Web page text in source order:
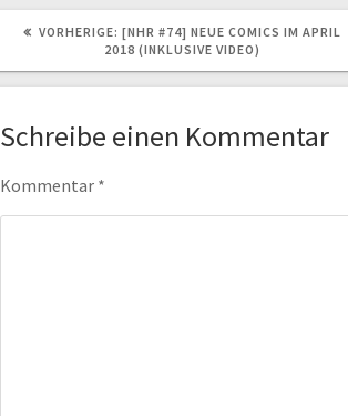
VORHERIGE: VORHERIGER
BEITRAG:
[NHR #74] NEUE COMICS IM APRIL
2018 (INKLUSIVE VIDEO)
Schreibe einen Kommentar
Kommentar *